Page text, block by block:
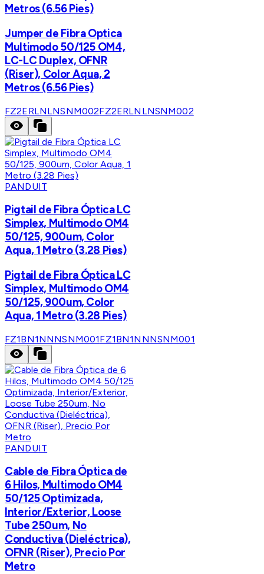
Metros (6.56 Pies)
Jumper de Fibra Optica
Multimodo 50/125 OM4,
LC-LC Duplex, OFNR
(Riser), Color Aqua, 2
Metros (6.56 Pies)
FZ2ERLNLNSNM002FZ2ERLNLNSNM002
PANDUIT
Pigtail de Fibra Óptica LC
Simplex, Multimodo OM4
50/125, 900um, Color
Aqua, 1 Metro (3.28 Pies)
Pigtail de Fibra Óptica LC
Simplex, Multimodo OM4
50/125, 900um, Color
Aqua, 1 Metro (3.28 Pies)
FZ1BN1NNNSNM001FZ1BN1NNNSNM001
PANDUIT
Cable de Fibra Óptica de
6 Hilos, Multimodo OM4
50/125 Optimizada,
Interior/Exterior, Loose
Tube 250um, No
Conductiva (Dieléctrica),
OFNR (Riser), Precio Por
Metro